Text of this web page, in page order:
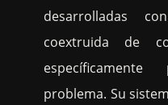
desarrolladas
coextruida de
problema. Su